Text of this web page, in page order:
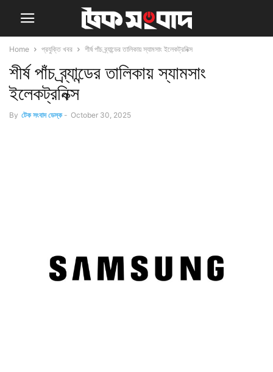
Home প্রযুক্তি খবর শীর্ষ পাঁচ ব্র্যান্ডের তালিকায় স্যামসাং ইলেকট্রনিক্স
শীর্ষ পাঁচ ব্র্যান্ডের তালিকায় স্যামসাং
ইলেকট্রনিক্স
By টেক সংবাদ ডেস্ক - October 30, 2025